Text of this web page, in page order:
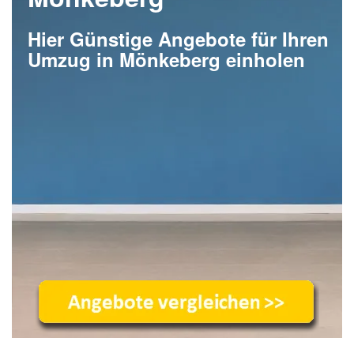
Hier Günstige Angebote für Ihren
Umzug in Mönkeberg einholen